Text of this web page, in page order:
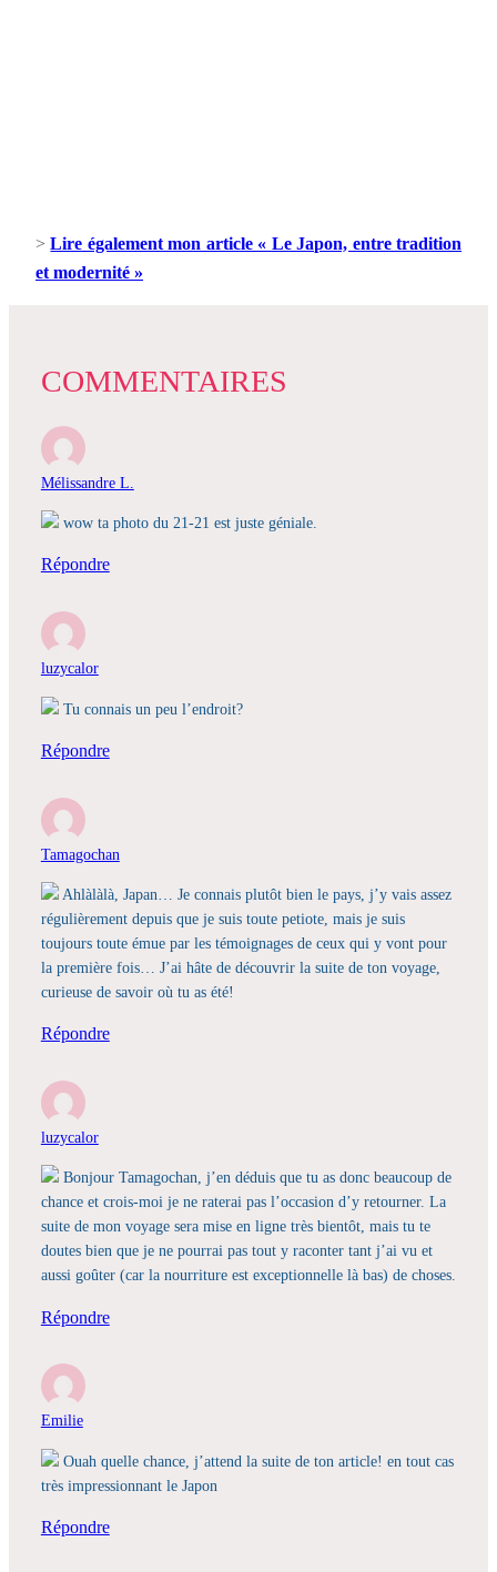
>Lire également mon article « Le Japon, entre tradition
et modernité »
COMMENTAIRES
Mélissandre L.
wow ta photo du 21-21 est juste géniale.
Répondre
luzycalor
Tu connais un peu l’endroit?
Répondre
Tamagochan
Ahlàlàlà, Japan… Je connais plutôt bien le pays, j’y vais assez
régulièrement depuis que je suis toute petiote, mais je suis
toujours toute émue par les témoignages de ceux qui y vont pour
la première fois… J’ai hâte de découvrir la suite de ton voyage,
curieuse de savoir où tu as été!
Répondre
luzycalor
Bonjour Tamagochan, j’en déduis que tu as donc beaucoup de
chance et crois-moi je ne raterai pas l’occasion d’y retourner. La
suite de mon voyage sera mise en ligne très bientôt, mais tu te
doutes bien que je ne pourrai pas tout y raconter tant j’ai vu et
aussi goûter (car la nourriture est exceptionnelle là bas) de choses.
Répondre
Emilie
Ouah quelle chance, j’attend la suite de ton article! en tout cas
très impressionnant le Japon
Répondre